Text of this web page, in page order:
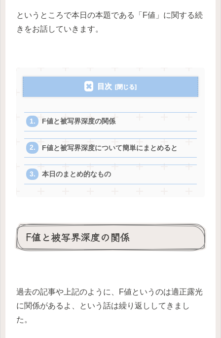
というところで本日の本題である「F値」に関する続
きをお話していきます。
目次
F値と被写界深度の関係
F値と被写界深度について簡単にまとめると
本日のまとめ的なもの
F値と被写界深度の関係
過去の記事や上記のように、F値というのは適正露光
に関係があるよ、という話は繰り返ししてきまし
た。